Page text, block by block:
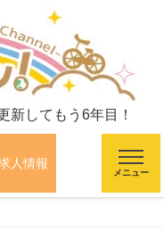
新してもう6年目！
人情報
メニュー